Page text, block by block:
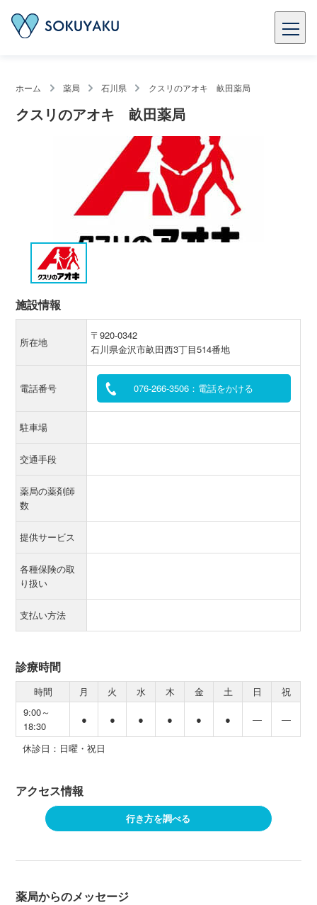
ホーム 薬局 石川県 クスリのアオキ 畝田薬局
クスリのアオキ 畝田薬局
施設情報
所在地
〒920-0342
石川県金沢市畝田西3丁目514番地
電話番号 076-266-3506：電話をかける
駐車場
交通手段
薬局の薬剤師
数
提供サービス
各種保険の取
り扱い
支払い方法
診療時間
時間 月 火 水 木 金 土 日
祝
9:00～
18:30
● ● ● ● ● ● ― ―
休診日：日曜・祝日
アクセス情報
行き方を調べる
薬局からのメッセージ